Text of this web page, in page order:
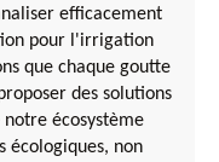
efficacement
pour l'irrigation
que chaque goutte
des solutions
écosystème
écologiques, non